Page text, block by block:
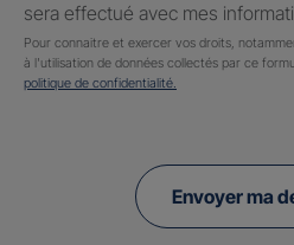
sera effectué avec mes
Pour connaitre et exercer vos droits,
à l'utilisation de données collectés par ce
politique de confidentialité.
Envoyer ma